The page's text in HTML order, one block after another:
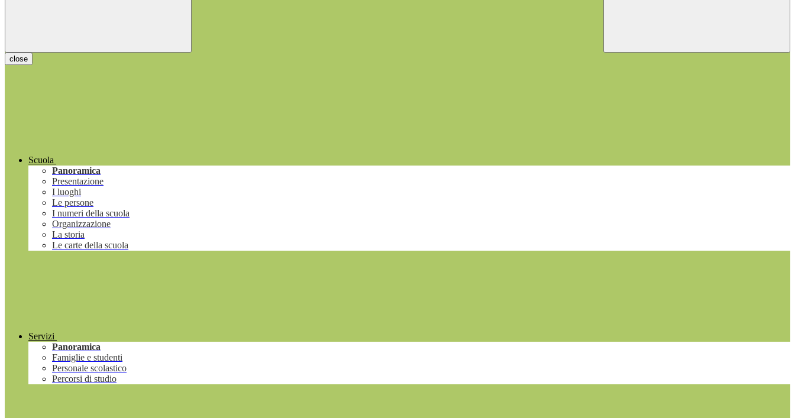
close
Scuola
Panoramica
Presentazione
I luoghi
Le persone
I numeri della scuola
Organizzazione
La storia
Le carte della scuola
Servizi
Panoramica
Famiglie e studenti
Personale scolastico
Percorsi di studio